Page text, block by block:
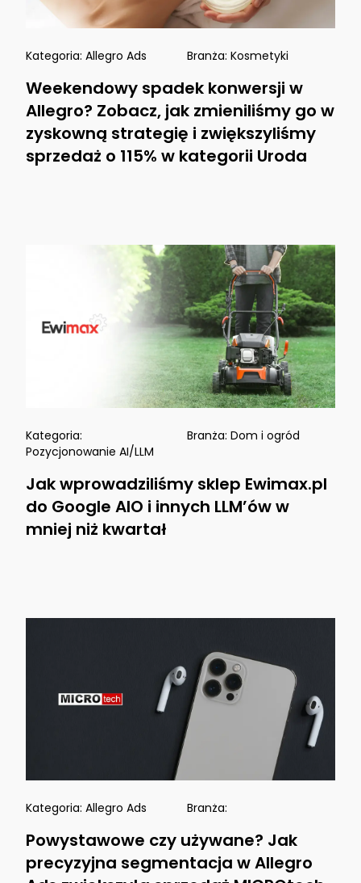
Kategoria: Allegro Ads Branża: Kosmetyki
Weekendowy spadek konwersji w
Allegro? Zobacz, jak zmieniliśmy go w
zyskowną strategię i zwiększyliśmy
sprzedaż o 115% w kategorii Uroda
Kategoria:
Pozycjonowanie AI/LLM
Branża: Dom i ogród
Jak wprowadziliśmy sklep Ewimax.pl
do Google AIO i innych LLM’ów w
mniej niż kwartał
Kategoria: Allegro Ads Branża:
Powystawowe czy używane? Jak
precyzyjna segmentacja w Allegro